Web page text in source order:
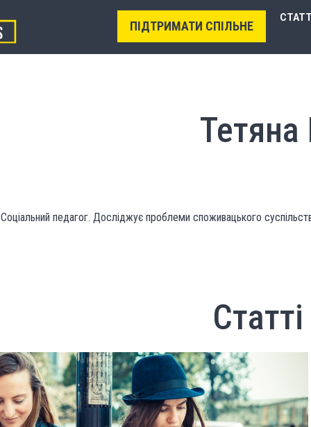
ПІДТРИМАТИ СПІЛЬНЕ
СТАТТІ
Соцiальний педагог. Дослiджує проблеми споживацького